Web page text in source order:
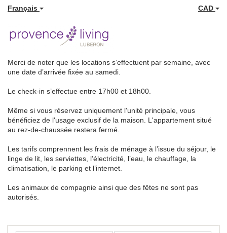
Français CAD
Merci de noter que les locations s’effectuent par semaine, avec
une date d’arrivée fixée au samedi.
Le check-in s’effectue entre 17h00 et 18h00.
Même si vous réservez uniquement l'unité principale, vous
bénéficiez de l'usage exclusif de la maison. L'appartement situé
au rez-de-chaussée restera fermé.
Les tarifs comprennent les frais de ménage à l’issue du séjour, le
linge de lit, les serviettes, l’électricité, l’eau, le chauffage, la
climatisation, le parking et l’internet.
Les animaux de compagnie ainsi que des fêtes ne sont pas
autorisés.